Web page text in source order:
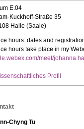
E.04
Kuckhoff-Straße 35
Halle (Saale)
hours: dates and
hours take place in my
meet/
Profil
Chyng Tu